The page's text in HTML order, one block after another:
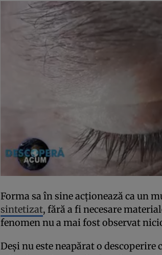
Forma sa în sine acționează ca un
sintetizat, fără a fi necesare
fenomen nu a mai fost observat
Deși nu este neapărat o descoperire